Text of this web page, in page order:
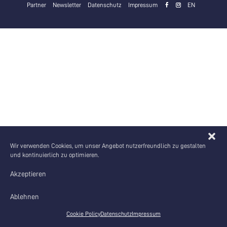
Wir verwenden Cookies, um unser Angebot nutzerfreundlich zu gestalten
und kontinuierlich zu optimieren.
Akzeptieren
Ablehnen
Cookie PolicyDatenschutzImpressum
Partner Newsletter Datenschutz Impressum EN